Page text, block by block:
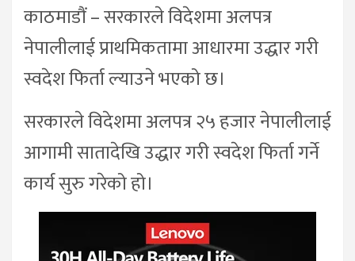
काठमाडौं – सरकारले विदेशमा अलपत्र
नेपालीलाई प्राथमिकतामा आधारमा उद्धार गरी
स्वदेश फिर्ता ल्याउने भएको छ।
सरकारले विदेशमा अलपत्र २५ हजार नेपालीलाई
आगामी सातादेखि उद्धार गरी स्वदेश फिर्ता गर्ने
कार्य सुरु गरेको हो।